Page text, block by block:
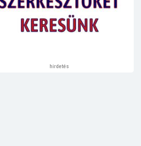
hirdetés